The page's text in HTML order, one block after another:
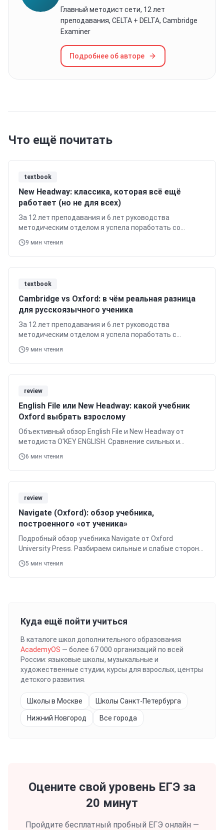
Главный методист сети, 12 лет
преподавания, CELTA + DELTA, Cambridge
Examiner
Подробнее об авторе
Что ещё почитать
textbook
New Headway: классика, которая всё ещё
работает (но не для всех)
За 12 лет преподавания и 6 лет руководства
методическим отделом я успела поработать со
множеством учебников, но New Headway занимает
особое место в моей практике.
9 мин чтения
textbook
Cambridge vs Oxford: в чём реальная разница
для русскоязычного ученика
За 12 лет преподавания и 6 лет руководства
методическим отделом я успела поработать с
сотнями учебников и подготовить более 400 учеников
к международным экзаменам.
9 мин чтения
review
English File или New Headway: какой учебник
Oxford выбрать взрослому
Объективный обзор English File и New Headway от
методиста O'KEY ENGLISH. Сравнение сильных и
слабых сторон, а также почему системный подход
O'KEY дает больше.
6 мин чтения
review
Navigate (Oxford): обзор учебника,
построенного «от ученика»
Подробный обзор учебника Navigate от Oxford
University Press. Разбираем сильные и слабые стороны,
а также объясняем, как платформа O'KEY ENGLISH
дополняет его для достижения реальных результатов.
5 мин чтения
Куда ещё пойти учиться
В каталоге школ дополнительного образования
AcademyOS — более 67 000 организаций по всей
России: языковые школы, музыкальные и
художественные студии, курсы для взрослых, центры
детского развития.
Школы в Москве Школы Санкт-Петербурга
Нижний Новгород Все города
Оцените свой уровень ЕГЭ за
20 минут
Пройдите бесплатный пробный ЕГЭ онлайн —